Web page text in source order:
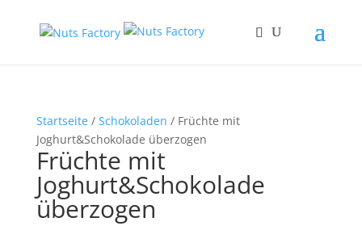
Startseite/ Schokoladen / Früchte mit
Joghurt&Schokolade überzogen
Früchte mit
Joghurt&Schokolade
überzogen